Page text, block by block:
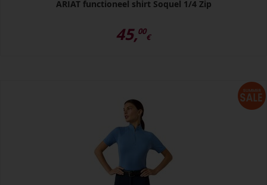
ARIAT functioneel shirt Soquel 1/4 Zip
45,00
€